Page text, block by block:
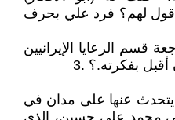
أقول لهم؟ فرد علي بحرف
قسم الرعايا الإيرانيين
بفكرته.؟ .3
يتحدث عنها على مدان في